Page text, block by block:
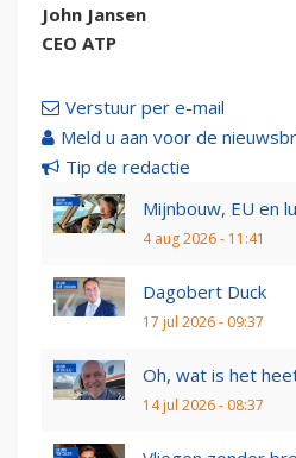
John Jansen
CEO ATP
Verstuur per e-mail
Meld u aan voor de
Tip de redactie
Mijnbouw, EU en
4 aug 2026 - 11:41
Dagobert Duck
17 jul 2026 - 09:37
Oh, wat is het
14 jul 2026 - 08:37